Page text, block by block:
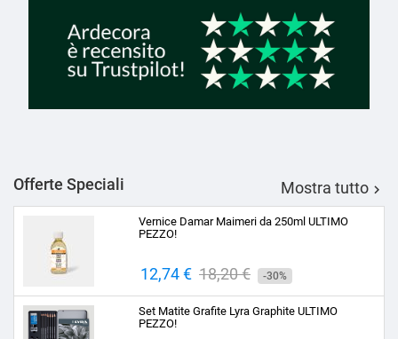
Offerte Speciali Mostra tutto 
Vernice Damar Maimeri da 250ml ULTIMO
PEZZO!
Prezzo
12,74 € Prezzo
base
18,20 € -30%
Set Matite Grafite Lyra Graphite ULTIMO
PEZZO!